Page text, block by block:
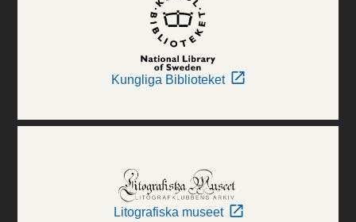
Kungliga Biblioteket
Litografiska museet